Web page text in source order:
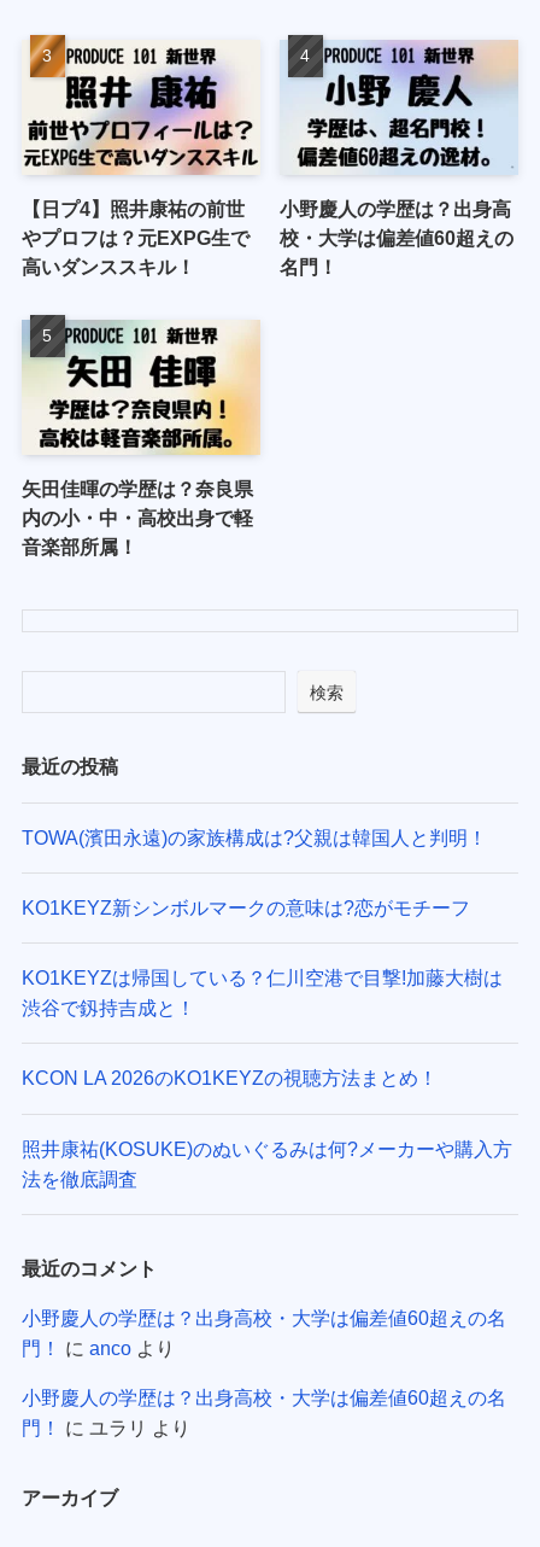
【日プ4】照井康祐の前世
やプロフは？元EXPG生で
高いダンススキル！
小野慶人の学歴は？出身高
校・大学は偏差値60超えの
名門！
矢田佳暉の学歴は？奈良県
内の小・中・高校出身で軽
音楽部所属！
検索
最近の投稿
TOWA(濱田永遠)の家族構成は?父親は韓国人と判明！
KO1KEYZ新シンボルマークの意味は?恋がモチーフ
KO1KEYZは帰国している？仁川空港で目撃!加藤大樹は
渋谷で釼持吉成と！
KCON LA 2026のKO1KEYZの視聴方法まとめ！
照井康祐(KOSUKE)のぬいぐるみは何?メーカーや購入方
法を徹底調査
最近のコメント
小野慶人の学歴は？出身高校・大学は偏差値60超えの名
門！
に ancoより
小野慶人の学歴は？出身高校・大学は偏差値60超えの名
門！
に ユラリ より
アーカイブ